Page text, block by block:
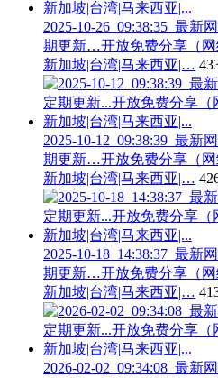
2025-10-26_09:38:35_最
期更新…开放免费分享（网
新加坡|台湾|马来西亚|…
2025-10-12_09:38:39_最
期更新…开放免费分享（网
新加坡|台湾|马来西亚|…
2025-10-18_14:38:37_最
期更新…开放免费分享（网
新加坡|台湾|马来西亚|…
2026-02-02_09:34:08_最